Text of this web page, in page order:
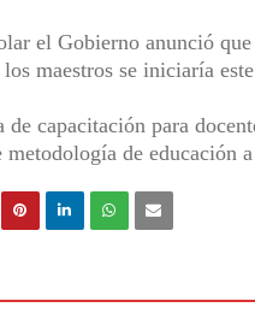
el Gobierno anunció
maestros se iniciaría
capacitación para
de educación